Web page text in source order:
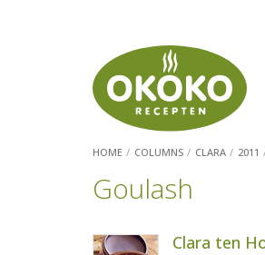
HOME COLUMNS CLARA 2011
Goulash
Clara ten